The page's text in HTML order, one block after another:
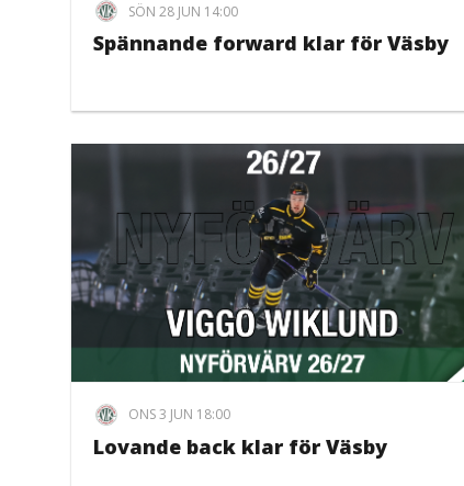
SÖN 28 JUN 14:00
Spännande forward klar för Väsby
ONS 3 JUN 18:00
Lovande back klar för Väsby